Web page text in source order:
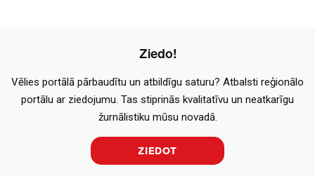
Ziedo!
Vēlies portālā pārbaudītu un atbildīgu saturu? Atbalsti reģionālo
portālu ar ziedojumu. Tas stiprinās kvalitatīvu un neatkarīgu
žurnālistiku mūsu novadā.
ZIEDOT